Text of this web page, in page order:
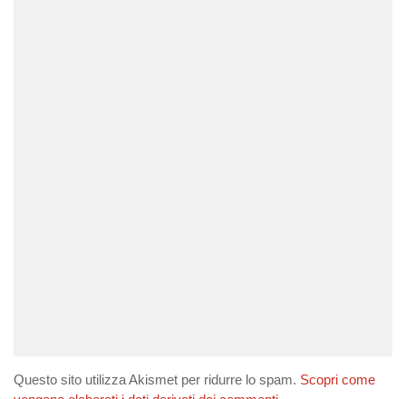
Questo sito utilizza Akismet per ridurre lo spam. Scopri come